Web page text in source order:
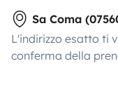
Sa Coma
L'indirizzo esatto ti
conferma della